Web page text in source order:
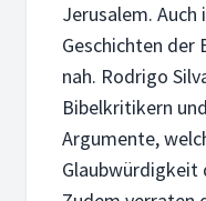
Jerusalem.
Geschichten der
nah. Rodrigo
Bibelkritikern
Argumente,
Glaubwürdigkeit